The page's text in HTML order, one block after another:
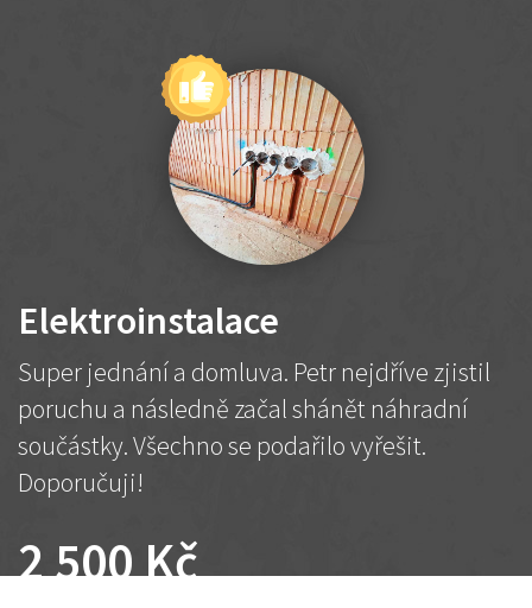
Elektroinstalace
Super jednání a domluva. Petr nejdříve zjistil
poruchu a následně začal shánět náhradní
součástky. Všechno se podařilo vyřešit.
Doporučuji!
2 500 Kč